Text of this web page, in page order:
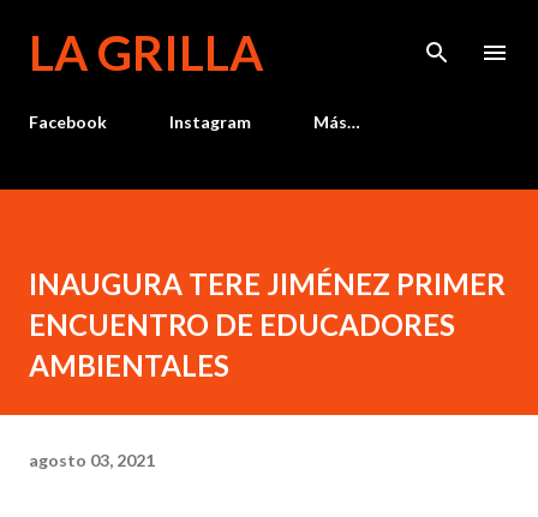
LA GRILLA
Facebook Instagram Más…
INAUGURA TERE JIMÉNEZ PRIMER
ENCUENTRO DE EDUCADORES
AMBIENTALES
agosto 03, 2021